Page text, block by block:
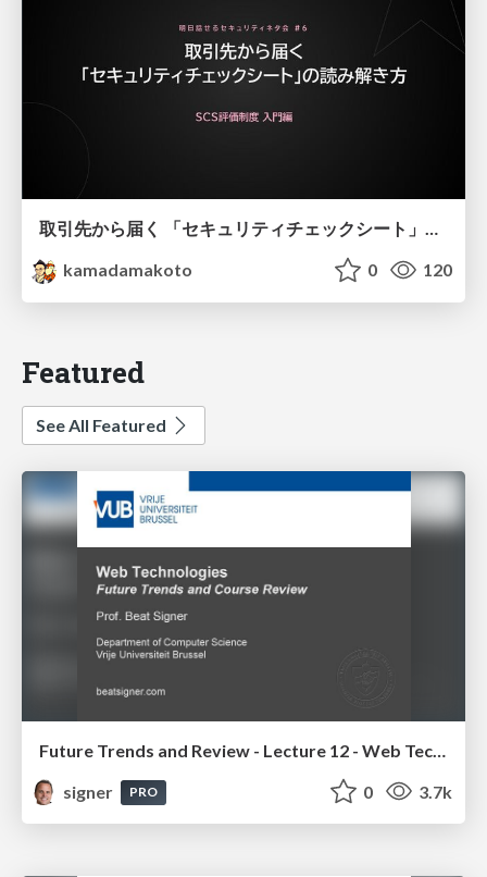
取引先から届く 「セキュリティチェックシート」の読み解き方
kamadamakoto
0 120
Featured
See All Featured
signer
PRO 0 3.7k